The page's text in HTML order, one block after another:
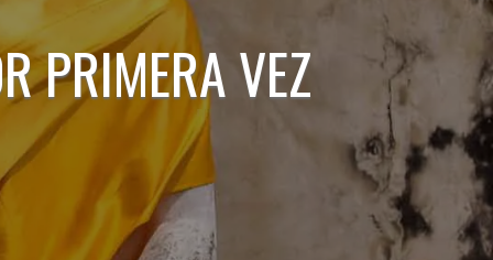
PRIMERA VEZ